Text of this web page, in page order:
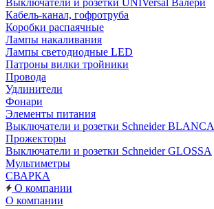
Выключатели и розетки UNIVersal Валери
Кабель-канал, гофротруба
Коробки распаячные
Лампы накаливания
Лампы светодиодные LED
Патроны вилки тройники
Провода
Удлинители
Фонари
Элементы питания
Выключатели и розетки Schneider BLANCA
Прожекторы
Выключатели и розетки Schneider GLOSSA
Мультиметры
СВАРКА
О компании
О компании